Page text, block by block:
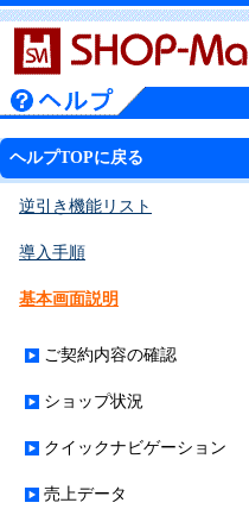
ヘルプTOPに戻る
逆引き機能リスト
導入手順
基本画面説明
ご契約内容の確認
ショップ状況
クイックナビゲーション
売上データ